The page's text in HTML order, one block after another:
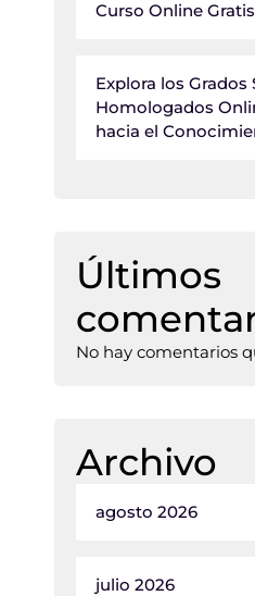
Curso Online
Explora los Grados
Homologados
hacia el
Últimos
No hay comentarios
Archivo
agosto 2026
julio 2026